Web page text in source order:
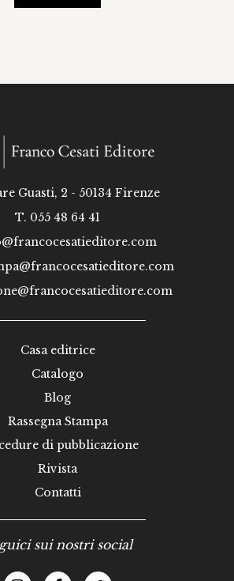
Guasti, 2 - 50134 Firenze
T. 055 48 64 41
Casa editrice
Catalogo
Blog
Rassegna Stampa
di pubblicazione
Rivista
Contatti
sui nostri social